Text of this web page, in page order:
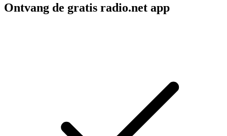
Ontvang de gratis radio.net app